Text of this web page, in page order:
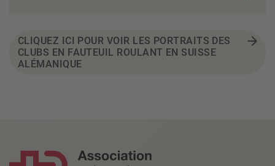
CLIQUEZ ICI POUR VOIR LES PORTRAITS DES
CLUBS EN FAUTEUIL ROULANT EN SUISSE
ALÉMANIQUE